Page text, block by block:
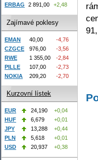
ERBAG
2 891,00 +2,48
Zajímavé poklesy
EMAN 40,00
-4,76
CZGCE
976,00
-3,56
RWE
1 355,00
-2,84
PILLE
107,00
-2,73
NOKIA
209,20 -2,70
Kurzovní lístek
EUR 24,190
+0,04
HUF
6,679
+0,01
JPY
13,288
+0,44
PLN
5,618
+0,01
USD
20,937 +0,38